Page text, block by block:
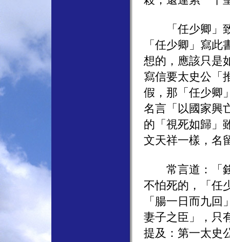
「任少卿」致
「任少卿」寫
想的，應該只是
寫信要太史公「
假，那「任少卿
名言「以國家興
的「視死如歸」
文天祥一樣，名
常言道：「錢
不怕死的，「任
「腸一日而九
妻子之臣」，只
提及：第一太史